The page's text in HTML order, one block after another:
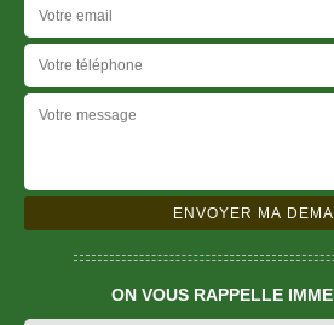
ON VOUS RAPPELLE